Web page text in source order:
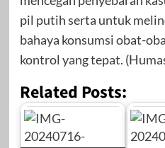
pil putih serta untuk
bahaya konsumsi obat-
kontrol yang tepat.
Related Posts: